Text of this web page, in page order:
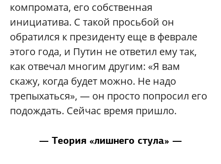
компромата, его собственная
инициатива. С такой просьбой он
обратился к президенту еще в феврале
этого года, и Путин не ответил ему так,
как отвечал многим другим: «Я вам
скажу, когда будет можно. Не надо
трепыхаться», — он просто попросил его
подождать. Сейчас время пришло.
— Теория «лишнего стула» —